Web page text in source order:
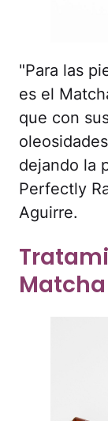
"Para las
es el
que con
dejando la
Perfectly
Aguirre.